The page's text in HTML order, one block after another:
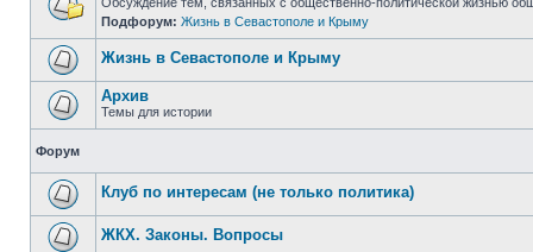
Подфорум: Жизнь в Севастополе и Крыму
Жизнь в Севастополе и Крыму
Архив
Темы для истории
Форум
Клуб по интересам (не только политика)
ЖКХ. Законы. Вопросы